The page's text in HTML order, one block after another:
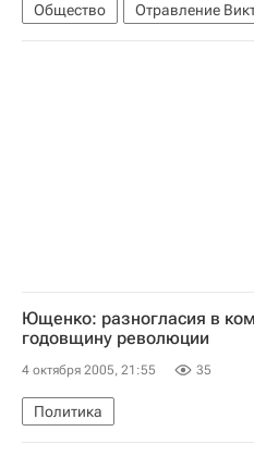
Общество Отравление
Ющенко: разногласия в
годовщину революции
4 октября 2005, 21:55 35
Политика